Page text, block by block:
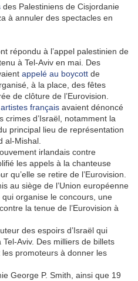
des Palestiniens de Cisjordanie
à annuler des spectacles en
répondu à l’appel palestinien de
à Tel-Aviv en mai. Des
appelé au boycott de
à la place, des fêtes
de clôture de l’Eurovision.
français avaient dénoncé
crimes d’Israël, notamment la
principal lieu de représentation
al-Mishal.
irlandais contre
les appels à la chanteuse
qu’elle se retire de l’Eurovision.
au siège de l’Union européenne
organise le concours, une
la tenue de l’Eurovision à
des espoirs d’Israël qui
Aviv. Des milliers de billets
les promoteurs à donner les
George P. Smith, ainsi que 19